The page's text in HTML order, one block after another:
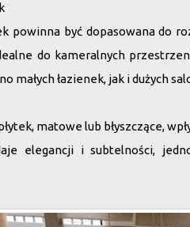
powinna być dopasowana do
do kameralnych
małych łazienek, jak i dużych
matowe lub błyszczące,
elegancji i subtelności,